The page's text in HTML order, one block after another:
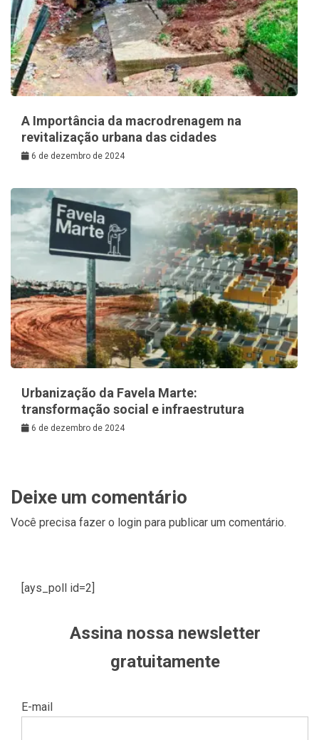
A Importância da macrodrenagem na
revitalização urbana das cidades
6 de dezembro de 2024
Urbanização da Favela Marte:
transformação social e infraestrutura
6 de dezembro de 2024
Deixe um comentário
Você precisa fazer o login para publicar um comentário.
[ays_poll id=2]
Assina nossa newsletter
gratuitamente
E-mail